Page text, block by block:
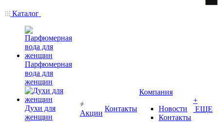
Каталог
Парфюмерная
вода для
женщин
Духи для
женщин
Акции
Контакты
Компания
Новости
Контакты
+
ЕЩЕ